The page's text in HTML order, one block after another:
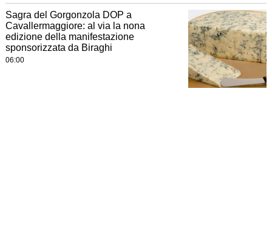
Sagra del Gorgonzola DOP a
Cavallermaggiore: al via la nona
edizione della manifestazione
sponsorizzata da Biraghi
06:00